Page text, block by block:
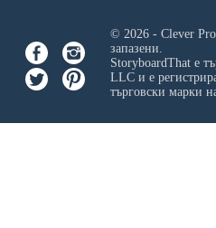
© 2026 - Clever
запазени.
StoryboardThat е
LLCи е
търговски марки